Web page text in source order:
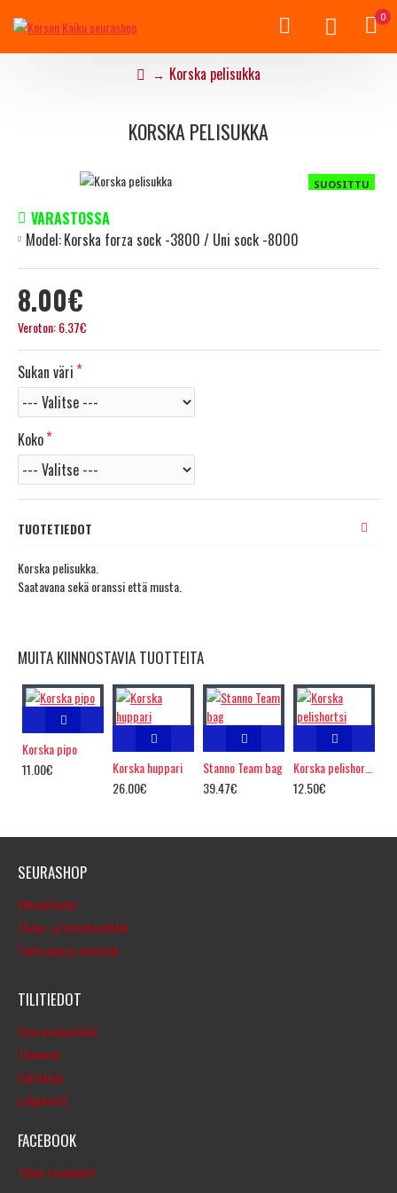
0
Korska pelisukka
KORSKA PELISUKKA
SUOSITTU
8.00€
Veroton: 6.37€
VARASTOSSA
Model:Korska forza sock -3800 / Uni sock -8000
Sukan väri
Koko
TUOTETIEDOT
Korska pelisukka.
Saatavana sekä oranssi että musta.
MUITA KIINNOSTAVIA TUOTTEITA
Korska pipo
11.00€
Korska huppari
26.00€
Stanno Team bag
39.47€
Korska pelishortsi
12.50€
SEURASHOP
Yhteystiedot
Tilaus- ja toimitusehdot
Tietosuoja ja evästeet
TILITIEDOT
Oma asiakastilini
Tilaukset
Uutiskirje
Lahjakortit
FACEBOOK
Tähän facebook?